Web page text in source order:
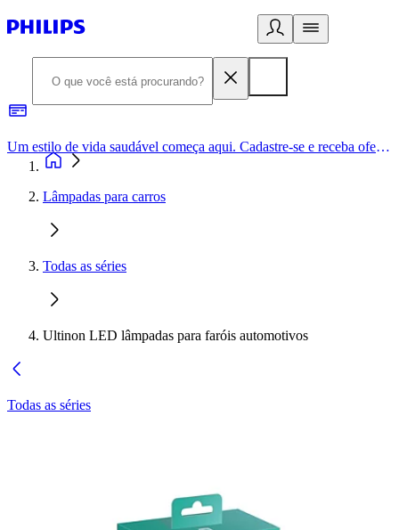
Um estilo de vida saudável começa aqui. Cadastre-se e receba ofertas exclusivas.
Lâmpadas para carros
Todas as séries
Ultinon LED lâmpadas para faróis automotivos
Todas as séries